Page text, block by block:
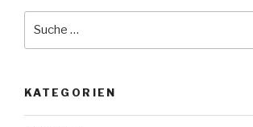
Archie
McEllen
Karamell-
Komplott“
KATEGORIEN